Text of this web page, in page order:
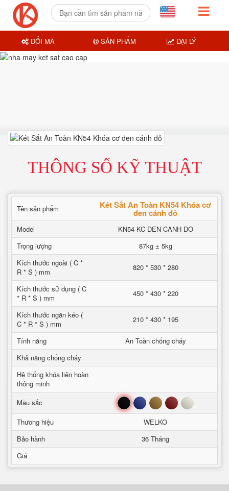
THÔNG SỐ KỸ THUẬT
Tên sản phẩm Két Sắt An Toàn KN54 Khóa cơ
đen cánh đỏ
Model
KN54 KC DEN CANH DO
Trọng lượng
87kg ± 5kg
Kích thước ngoài ( C *
R * S ) mm
820 * 530 * 280
Kích thước sử dụng ( C
* R * S ) mm
450 * 430 * 220
Kích thước ngăn kéo (
C * R * S ) mm
210 * 430 * 195
Tính năng
An Toàn chống cháy
Khả năng chống cháy
Hệ thống khóa liên hoàn
thông minh
Mầu sắc
Đen Xanh Nâu Đỏ Trắng
Thương hiệu
WELKO
Bảo hành
36 Tháng
Giá
ĐỔI MÃ SẢN PHẨM ĐẠI LÝ